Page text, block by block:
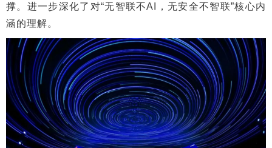
撑。进一步深化了对“无智联不AI，无安全不智联”核心内
涵的理解。